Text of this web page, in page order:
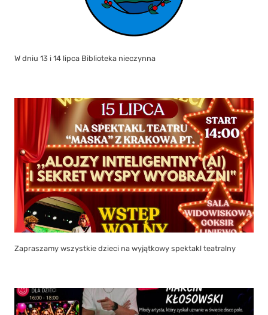
W dniu 13 i 14 lipca Biblioteka nieczynna
Zapraszamy wszystkie dzieci na wyjątkowy spektakl teatralny